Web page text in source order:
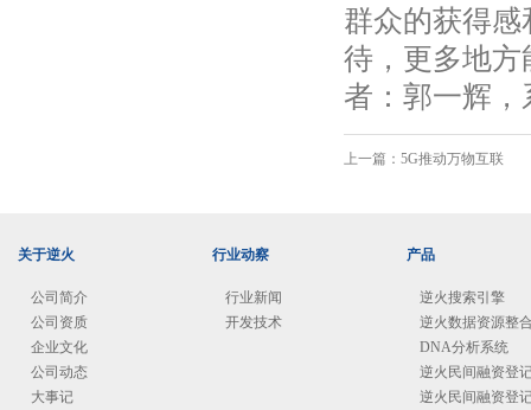
群众的获得
待，更多地方
者：郭一辉
上一篇： 5G推动万物互联
关于逆火
公司简介
公司资质
企业文化
公司动态
大事记
行业动察
行业新闻
开发技术
产品
逆火搜索引擎
逆火数据资源整
DNA分析系统
逆火民间融资登
逆火民间融资登